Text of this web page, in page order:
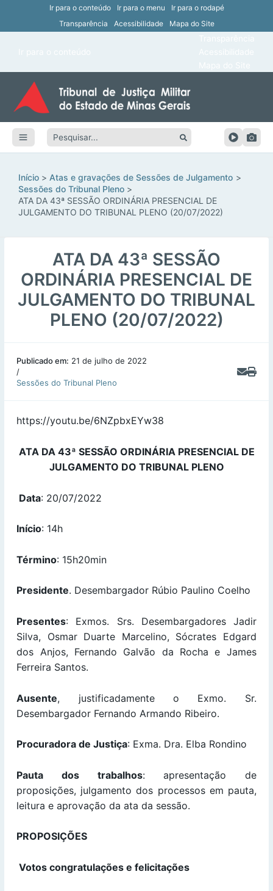
Ir para o conteúdo Ir para o menu
Ir para o rodapé
Transparência
Acessibilidade Mapa do Site
Pesquisar:
Início
Atas e gravações de Sessões de Julgamento
Sessões do Tribunal Pleno
ATA DA 43ª SESSÃO ORDINÁRIA PRESENCIAL DE
JULGAMENTO DO TRIBUNAL PLENO (20/07/2022)
ATA DA 43ª SESSÃO
ORDINÁRIA PRESENCIAL DE
JULGAMENTO DO TRIBUNAL
PLENO (20/07/2022)
Publicado em: 21 de julho de 2022
/
Sessões do Tribunal Pleno
https://youtu.be/6NZpbxEYw38
ATA DA 43ª SESSÃO ORDINÁRIA PRESENCIAL DE
JULGAMENTO DO TRIBUNAL PLENO
Data: 20/07/2022
Início: 14h
Término: 15h20min
Presidente. Desembargador Rúbio Paulino Coelho
Presentes: Exmos. Srs. Desembargadores Jadir
Silva, Osmar Duarte Marcelino, Sócrates Edgard
dos Anjos, Fernando Galvão da Rocha e James
Ferreira Santos.
Ausente, justificadamente o Exmo. Sr.
Desembargador Fernando Armando Ribeiro.
Procuradora de Justiça: Exma. Dra. Elba Rondino
Pauta dos trabalhos: apresentação de
proposições, julgamento dos processos em pauta,
leitura e aprovação da ata da sessão.
PROPOSIÇÕES
Votos congratulações e felicitações